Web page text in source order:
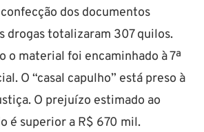
dos documentos
drogas totalizaram 307 quilos.
o material foi encaminhado à 7ª
O “casal capulho” está preso à
O prejuízo estimado ao
é superior a R$ 670 mil.